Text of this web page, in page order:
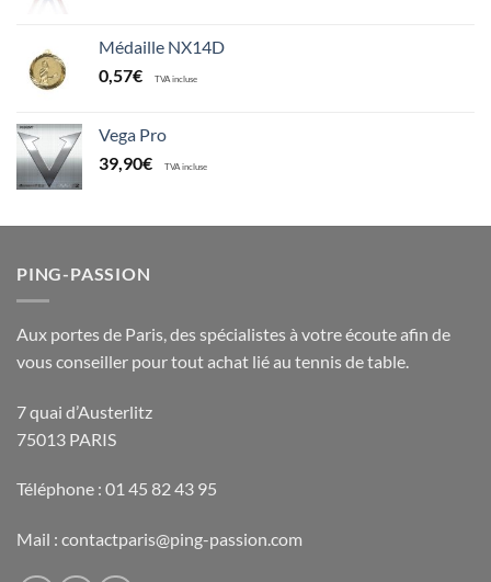
Médaille NX14D
0,57€ TVA incluse
Vega Pro
39,90€ TVA incluse
PING-PASSION
Aux portes de Paris, des spécialistes à votre écoute afin de
vous conseiller pour tout achat lié au tennis de table.
7 quai d’Austerlitz
75013 PARIS
Téléphone : 01 45 82 43 95
Mail : contactparis@ping-passion.com